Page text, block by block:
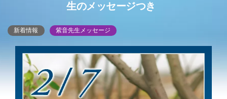
生のメッセージつき
新着情報 紫音先生メッセージ